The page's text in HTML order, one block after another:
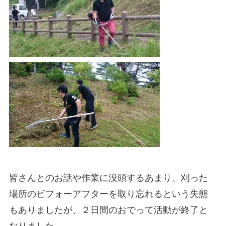
皆さんとのお話や作業に没頭するあまり、刈った
場所のビフォーアフターを取り忘れるという失態
もありましたが、２日間のおでって活動が終了と